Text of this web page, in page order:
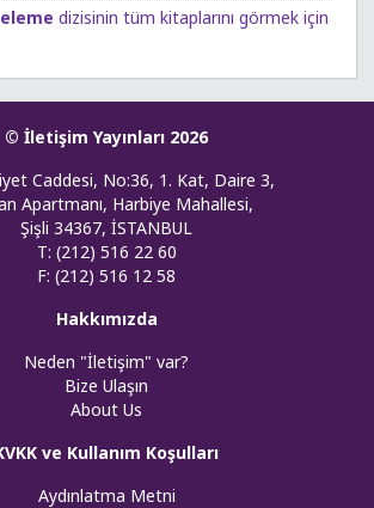
dizisinin tüm kitaplarını görmek için
© İletişim Yayınları 2026
Caddesi, No:36, 1. Kat, Daire 3,
Apartmanı, Harbiye Mahallesi,
Şişli 34367, İSTANBUL
T: (212) 516 22 60
F: (212) 516 12 58
Hakkımızda
Neden "İletişim" var?
Bize Ulaşın
About Us
ve Kullanım Koşulları
Aydınlatma Metni